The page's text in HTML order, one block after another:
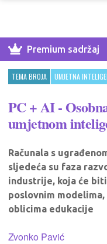
Premium sadržaj
TEMA BROJA UMJETNA
PC + AI -
umjetnom
Računala s
sljedeća su faza
industrije, koja će
poslovnim
oblicima edukacije
Zvonko Pavić